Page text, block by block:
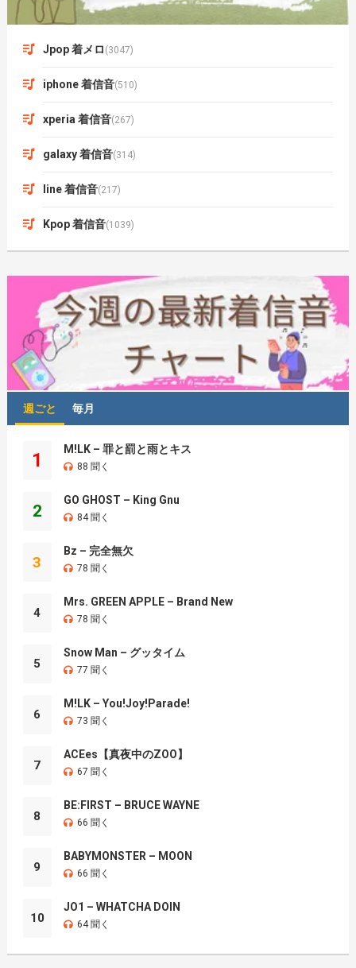
Jpop 着メロ (3047)
iphone 着信音(510)
xperia 着信音(267)
galaxy 着信音(314)
line 着信音(217)
Kpop 着信音(1039)
週ごと 毎月
1
M!LK – 罪と罰と雨とキス
88 聞く
2
GO GHOST – King Gnu
84 聞く
3
Bz – 完全無欠
78 聞く
4
Mrs. GREEN APPLE – Brand New
78 聞く
5
Snow Man – グッタイム
77 聞く
6
M!LK – You!Joy!Parade!
73 聞く
7
ACEes【真夜中のZOO】
67 聞く
8
BE:FIRST – BRUCE WAYNE
66 聞く
9
BABYMONSTER – MOON
66 聞く
10
JO1 – WHATCHA DOIN
64 聞く